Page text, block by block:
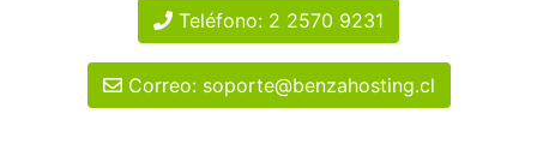
Teléfono: 2 2570 9231
Correo: soporte@benzahosting.cl